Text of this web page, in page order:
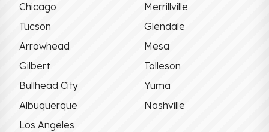
Chicago
Merrillville
Tucson
Glendale
Arrowhead
Mesa
Gilbert
Tolleson
Bullhead City
Yuma
Albuquerque
Nashville
Los Angeles